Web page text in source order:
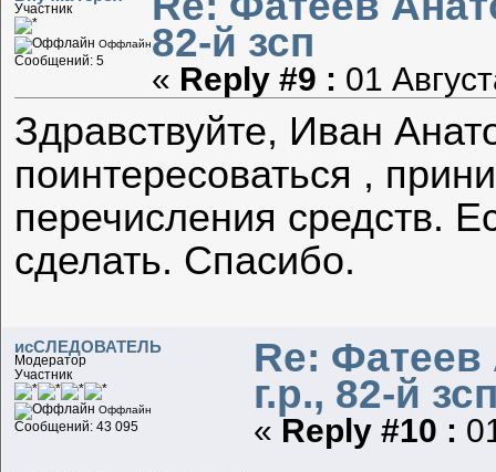
Участник
Оффлайн
Сообщений: 5 82-й зсп
« Reply #9 : 01
Здравствуйте, Иван
поинтересоваться ,
перечисления средств.
сделать. Спасибо.
исСЛЕДОВАТЕЛЬ
Модератор
Участник
Оффлайн
Сообщений: 43 095
Re:
г.р., 82-й
« Reply #10 :